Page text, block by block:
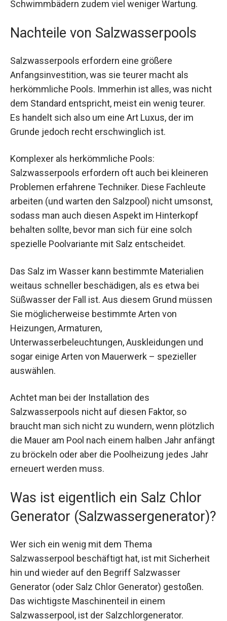
Schwimmbädern zudem viel weniger Wartung.
Nachteile von Salzwasserpools
Salzwasserpools erfordern eine größere
Anfangsinvestition, was sie teurer macht als
herkömmliche Pools. Immerhin ist alles, was nicht
dem Standard entspricht, meist ein wenig teurer.
Es handelt sich also um eine Art Luxus, der im
Grunde jedoch recht erschwinglich ist.
Komplexer als herkömmliche Pools:
Salzwasserpools erfordern oft auch bei kleineren
Problemen erfahrene Techniker. Diese Fachleute
arbeiten (und warten den Salzpool) nicht umsonst,
sodass man auch diesen Aspekt im Hinterkopf
behalten sollte, bevor man sich für eine solch
spezielle Poolvariante mit Salz entscheidet.
Das Salz im Wasser kann bestimmte Materialien
weitaus schneller beschädigen, als es etwa bei
Süßwasser der Fall ist. Aus diesem Grund müssen
Sie möglicherweise bestimmte Arten von
Heizungen, Armaturen,
Unterwasserbeleuchtungen, Auskleidungen und
sogar einige Arten von Mauerwerk – spezieller
auswählen.
Achtet man bei der Installation des
Salzwasserpools nicht auf diesen Faktor, so
braucht man sich nicht zu wundern, wenn plötzlich
die Mauer am Pool nach einem halben Jahr anfängt
zu bröckeln oder aber die Poolheizung jedes Jahr
erneuert werden muss.
Was ist eigentlich ein Salz Chlor
Generator (Salzwassergenerator)?
Wer sich ein wenig mit dem Thema
Salzwasserpool beschäftigt hat, ist mit Sicherheit
hin und wieder auf den Begriff Salzwasser
Generator (oder Salz Chlor Generator) gestoßen.
Das wichtigste Maschinenteil in einem
Salzwasserpool, ist der Salzchlorgenerator.